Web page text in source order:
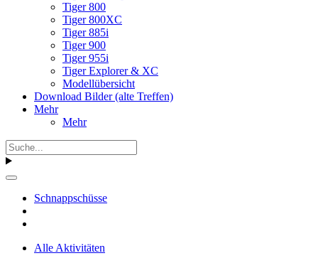
Tiger 800
Tiger 800XC
Tiger 885i
Tiger 900
Tiger 955i
Tiger Explorer & XC
Modellübersicht
Download Bilder (alte Treffen)
Mehr
Mehr
Schnappschüsse
Alle Aktivitäten